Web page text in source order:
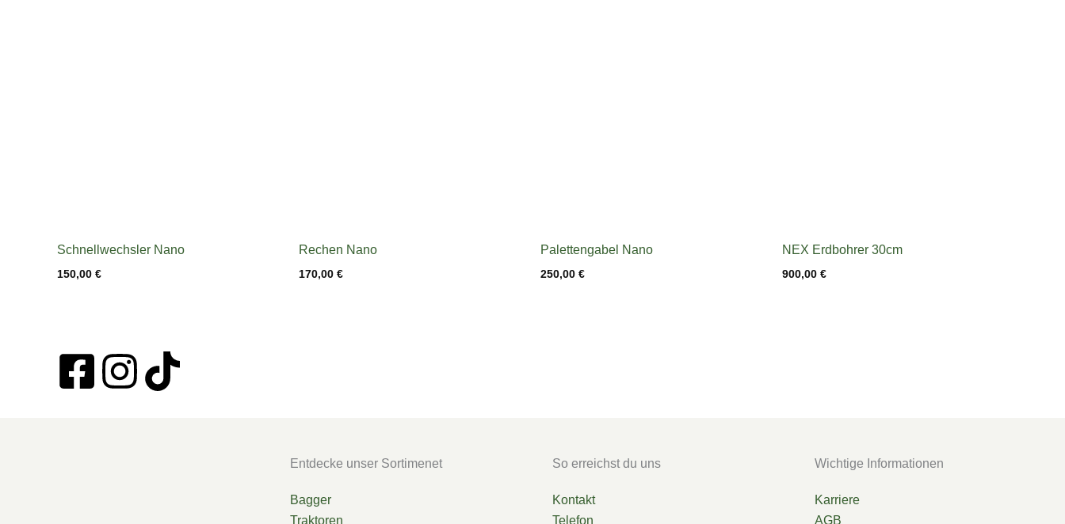
Schnellwechsler Nano
150,00 €
Rechen Nano
170,00 €
Palettengabel Nano
250,00 €
NEX Erdbohrer 30cm
900,00 €
F I
T
Entdecke unser Sortimenet
Bagger
Traktoren
So erreichst du uns
Kontakt
Telefon
Wichtige Informationen
Karriere
AGB